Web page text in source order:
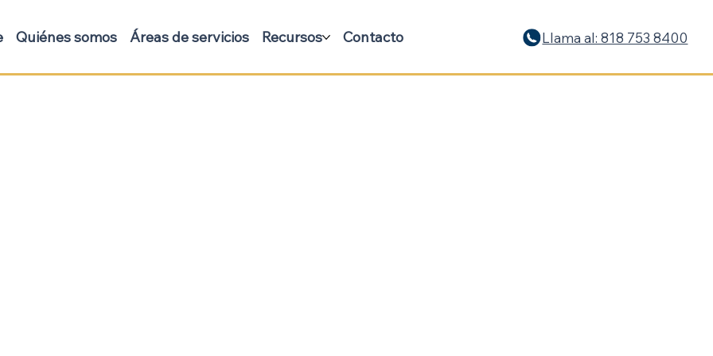
Quiénes somos Áreas de servicios Recursos Contacto Llama al: 818 753 8400